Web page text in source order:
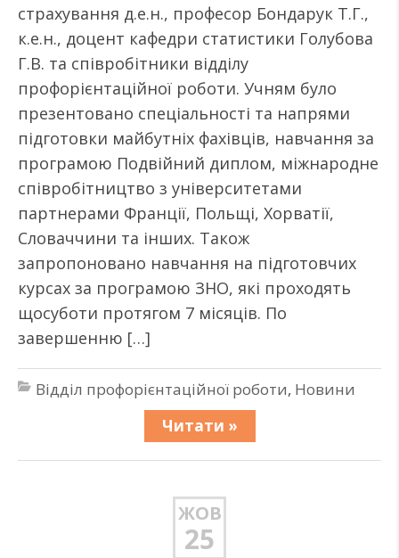
страхування д.е.н., професор Бондарук Т.Г.,
к.е.н., доцент кафедри статистики Голубова
Г.В. та співробітники відділу
профорієнтаційної роботи. Учням було
презентовано спеціальності та напрями
підготовки майбутніх фахівців, навчання за
програмою Подвійний диплом, міжнародне
співробітництво з університетами
партнерами Франції, Польщі, Хорватії,
Словаччини та інших. Також
запропоновано навчання на підготовчих
курсах за програмою ЗНО, які проходять
щосуботи протягом 7 місяців. По
завершенню […]
Відділ профорієнтаційної роботи, Новини
Читати »
ЖОВ
25